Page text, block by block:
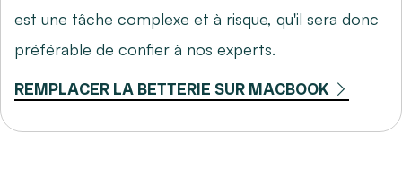
est une tâche complexe et à risque, qu'il sera donc
préférable de confier à nos experts.
REMPLACER LA BETTERIE SUR MACBOOK